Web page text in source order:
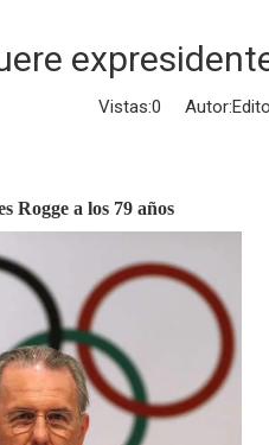
Vistas:0
Rogge a los 79 años